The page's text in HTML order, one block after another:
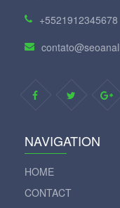
+5521912345678
NAVIGATION
HOME
CONTACT